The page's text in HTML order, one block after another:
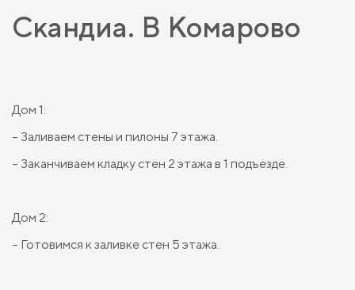
Скандиа. В Комарово
Дом 1:
– Заливаем стены и пилоны 7 этажа.
– Заканчиваем кладку стен 2 этажа в 1 подъезде.
Дом 2:
– Готовимся к заливке стен 5 этажа. ⠀